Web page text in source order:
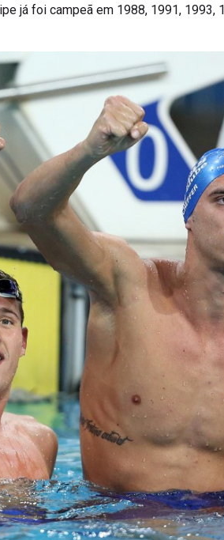
já foi campeã em 1988, 1991, 1993,